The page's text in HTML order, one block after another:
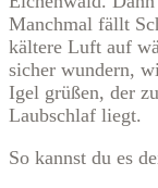
Manchmal fällt
kältere Luft auf
sicher wundern,
Igel grüßen, der
Laubschlaf liegt.
So kannst du es